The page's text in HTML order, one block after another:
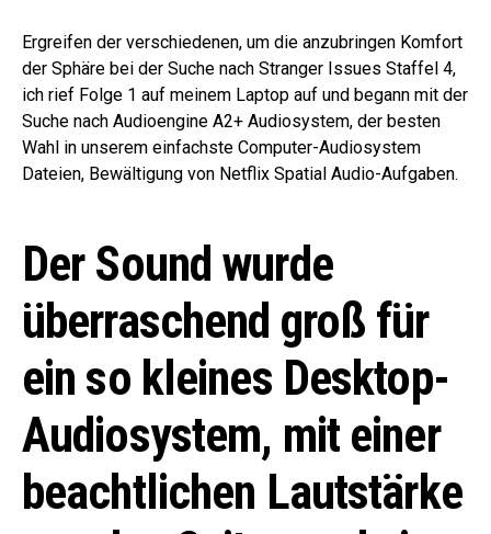
Ergreifen der verschiedenen, um die anzubringen Komfort
der Sphäre bei der Suche nach Stranger Issues Staffel 4,
ich rief Folge 1 auf meinem Laptop auf und begann mit der
Suche nach Audioengine A2+ Audiosystem, der besten
Wahl in unserem einfachste Computer-Audiosystem
Dateien, Bewältigung von Netflix Spatial Audio-Aufgaben.
Der Sound wurde
überraschend groß für
ein so kleines Desktop-
Audiosystem, mit einer
beachtlichen Lautstärke